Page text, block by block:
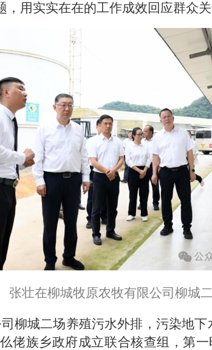
用实实在在的工作成效回应群众关
张壮在柳城牧原农牧有限公司柳城二
柳城二场养殖污水外排，污染地
佬族乡政府成立联合核查组，第